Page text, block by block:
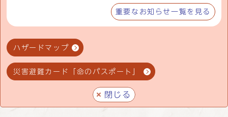
重要なお知らせ一覧を見る
ハザードマップ
災害避難カード「命のパスポート」
閉じる